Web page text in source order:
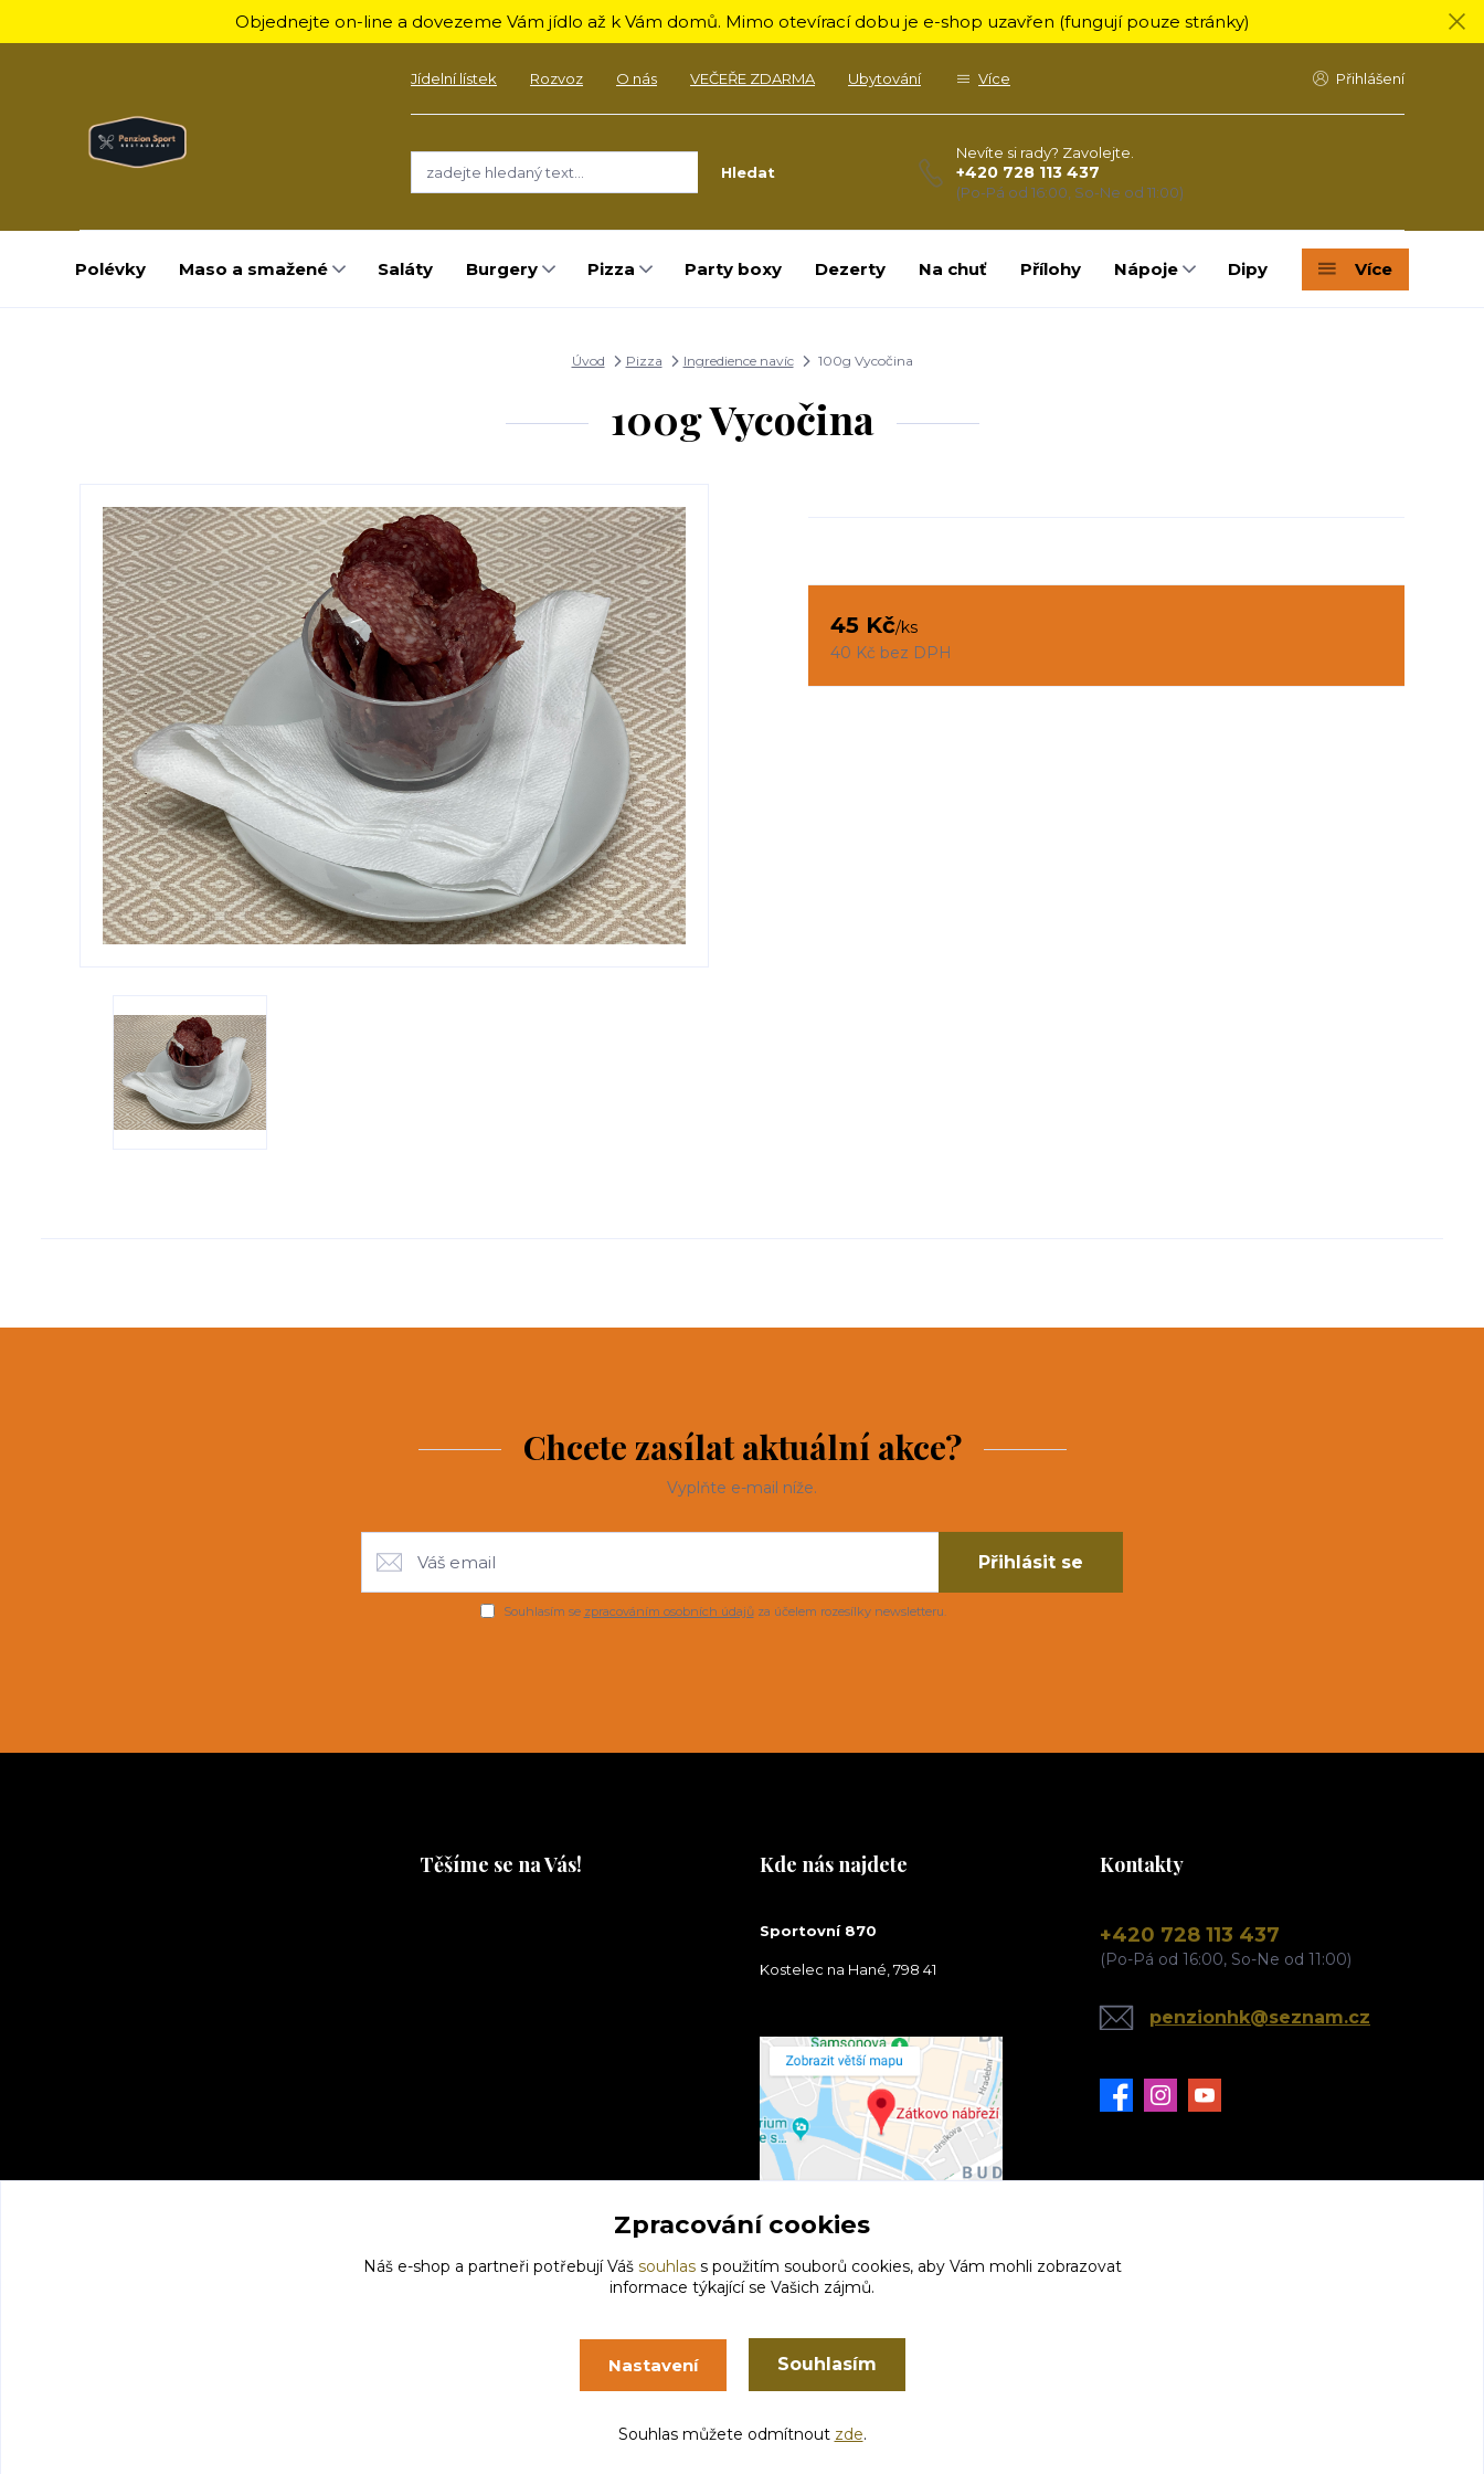
Objednejte on-line a dovezeme Vám jídlo až k Vám domů. Mimo otevírací dobu je e-shop uzavřen (fungují pouze stránky)
Jídelní lístek Rozvoz O nás VEČEŘE ZDARMA Ubytování Více Přihlášení
Hledat
Nevíte si rady? Zavolejte.
+420 728 113 437
(Po-Pá od 16:00, So-Ne od 11:00)
Polévky Maso a smažené Saláty Burgery Pizza Party boxy Dezerty Na chuť Přílohy Nápoje Dipy Více
Úvod Pizza Ingredience navíc 100g Vycočina
100g Vycočina
45 Kč/ks
40 Kč bez DPH
Chcete zasílat aktuální akce?
Vyplňte e-mail níže.
Přihlásit se
Souhlasím se zpracováním osobních údajůza účelem rozesílky newsletteru.
Těšíme se na Vás! Kde nás najdete
Sportovní 870
Kostelec na Hané, 798 41
Kontakty
+420 728 113 437
(Po-Pá od 16:00, So-Ne od 11:00)
penzionhk@seznam.cz
Zpracování cookies
Náš e-shop a partneři potřebují Váš souhlass použitím souborů cookies, aby Vám mohli zobrazovat
informace týkající se Vašich zájmů.
Nastavení Souhlasím
Souhlas můžete odmítnout zde.